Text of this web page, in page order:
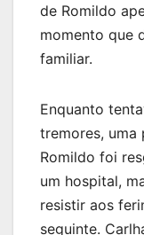
de Romildo
momento que
familiar.
Enquanto
tremores, uma
Romildo foi
um hospital,
resistir aos
seguinte.